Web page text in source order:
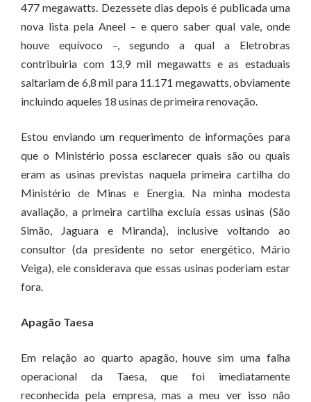
477 megawatts. Dezessete dias depois é publicada uma
nova lista pela Aneel – e quero saber qual vale, onde
houve equívoco –, segundo a qual a Eletrobras
contribuiria com 13,9 mil megawatts e as estaduais
saltariam de 6,8 mil para 11.171 megawatts, obviamente
incluindo aqueles 18 usinas de primeira renovação.
Estou enviando um requerimento de informações para
que o Ministério possa esclarecer quais são ou quais
eram as usinas previstas naquela primeira cartilha do
Ministério de Minas e Energia. Na minha modesta
avaliação, a primeira cartilha excluía essas usinas (São
Simão, Jaguara e Miranda), inclusive voltando ao
consultor (da presidente no setor energético, Mário
Veiga), ele considerava que essas usinas poderiam estar
fora.
Apagão Taesa
Em relação ao quarto apagão, houve sim uma falha
operacional da Taesa, que foi imediatamente
reconhecida pela empresa, mas a meu ver isso não